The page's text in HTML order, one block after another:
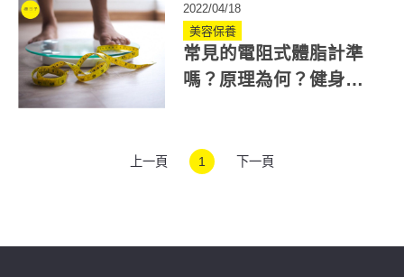
2022/04/18
美容保養
常見的電阻式體脂計準
嗎？原理為何？健身專
上一頁 1 下一頁